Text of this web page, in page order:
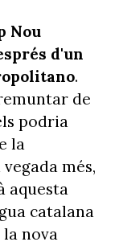
Nou
d'un
.
de
podria
la
més,
aquesta
catalana
nova